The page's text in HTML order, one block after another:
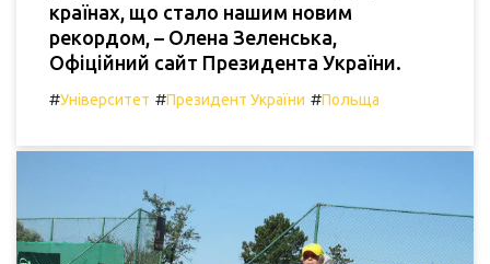
країнах, що стало нашим новим
рекордом, – Олена Зеленська,
Офіційний сайт Президента України.
#Університет #Президент України #Польща